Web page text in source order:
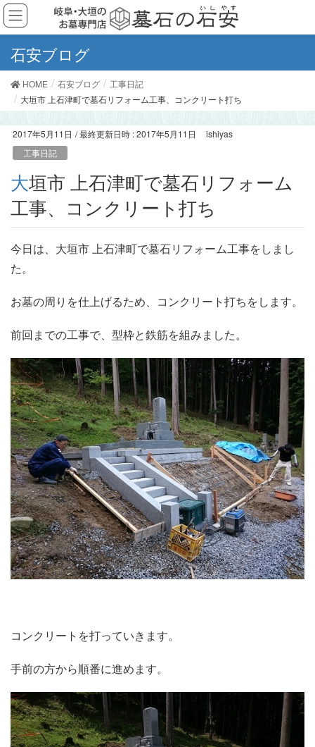
石安ブログ
HOME 石安ブログ
工事日記
大垣市 上石津町で墓石リフォーム工事、コンクリート打ち
2017年5月11日 / 最終更新日時 :2017年5月11日
ishiyas
工事日記
大垣市 上石津町で墓石リフォーム
工事、コンクリート打ち
今日は、大垣市 上石津町で墓石リフォーム工事をしまし
た。
お墓の周りを仕上げるため、コンクリート打ちをします。
前回までの工事で、型枠と鉄筋を組みました。
コンクリートを打っていきます。
手前の方から順番に進めます。